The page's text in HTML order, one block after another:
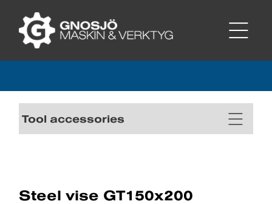
Tool accessories
Steel vise GT150x200